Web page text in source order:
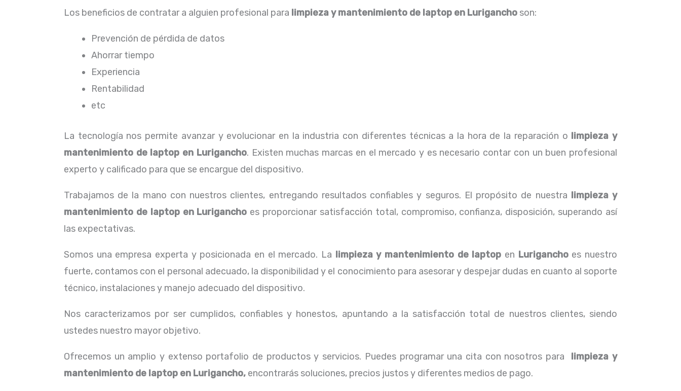
Los beneficios de contratar a alguien profesional para limpieza ymantenimiento de laptop en Lurigancho son:
Prevención de pérdida de datos
Ahorrar tiempo
Experiencia
Rentabilidad
etc
La tecnología nos permite avanzar y evolucionar en la industria con diferentes técnicas a la hora de la reparación o limpieza y
mantenimiento de laptop en Lurigancho. Existen muchas marcas en el mercado y es necesario contar con un buen profesional
experto y calificado para que se encargue del dispositivo.
Trabajamos de la mano con nuestros clientes, entregando resultados confiables y seguros. El propósito de nuestra limpieza y
mantenimiento de laptopen Lurigancho es proporcionar satisfacción total, compromiso, confianza, disposición, superando así
las expectativas.
Somos una empresa experta y posicionada en el mercado. La limpieza y mantenimiento de laptop en Luriganchoes nuestro
fuerte, contamos con el personal adecuado, la disponibilidad y el conocimiento para asesorar y despejar dudas en cuanto al soporte
técnico, instalaciones y manejo adecuado del dispositivo.
Nos caracterizamos por ser cumplidos, confiables y honestos, apuntando a la satisfacción total de nuestros clientes, siendo
ustedes nuestro mayor objetivo.
Ofrecemos un amplio y extenso portafolio de productos y servicios. Puedes programar una cita con nosotros para limpieza y
mantenimiento de laptop en Lurigancho, encontrarás soluciones, precios justos y diferentes medios de pago.